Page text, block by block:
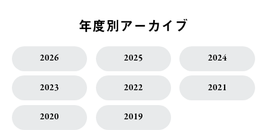
年度別アーカイブ
2026 2025 2024
2023 2022 2021
2020 2019